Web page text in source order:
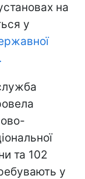
на
у
та 102
у